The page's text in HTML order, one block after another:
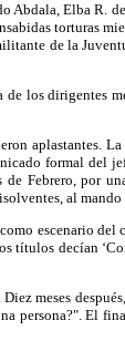
Elba R.
torturas
de la
los dirigentes
aplastantes.
formal del
Febrero, por
al
escenario
decían
meses
persona?". El